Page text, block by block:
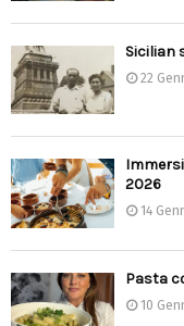
Sicilian
22
2026
14
Pasta
10